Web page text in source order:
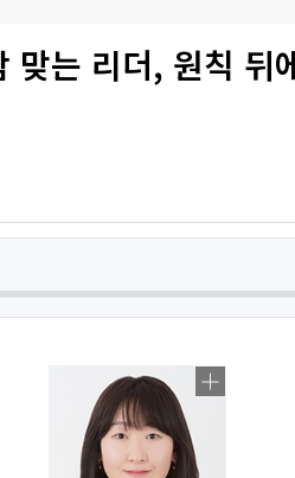
맞는 리더, 원칙 뒤